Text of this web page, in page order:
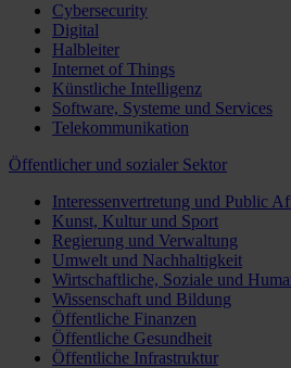
Cybersecurity
Digital
Halbleiter
Internet of Things
Künstliche Intelligenz
Software, Systeme und Services
Telekommunikation
Öffentlicher und sozialer Sektor
Interessenvertretung und Public
Kunst, Kultur und Sport
Regierung und Verwaltung
Umwelt und Nachhaltigkeit
Wirtschaftliche, Soziale und
Wissenschaft und Bildung
Öffentliche Finanzen
Öffentliche Gesundheit
Öffentliche Infrastruktur